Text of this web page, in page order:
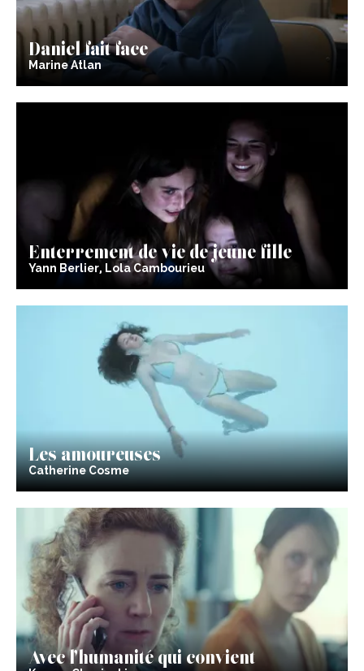
Daniel fait face
Marine Atlan
Enterrement de vie de jeune fille
Yann Berlier, Lola Cambourieu
Les amoureuses
Catherine Cosme
Avec l’humanité qui convient